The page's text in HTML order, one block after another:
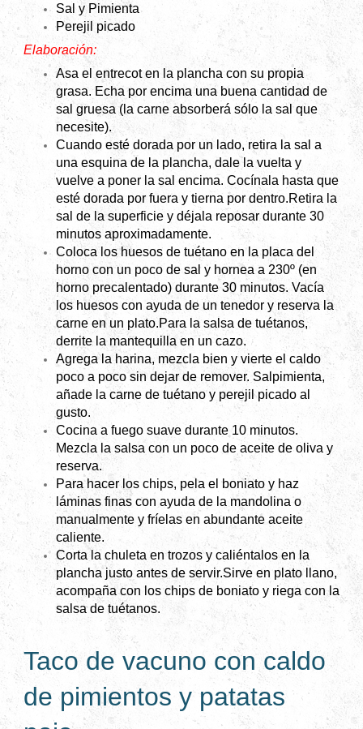
Sal yPimienta
Perejil picado
Elaboración:
Asa el entrecot en la plancha con su propia
grasa. Echa por encima una buena cantidad de
sal gruesa (la carne absorberá sólo la sal que
necesite).
Cuando esté dorada por un lado, retira la sal a
una esquina de la plancha, dale la vuelta y
vuelve a poner la sal encima. Cocínala hasta que
esté dorada por fuera y tierna por dentro.Retira la
sal de la superficie y déjala reposar durante 30
minutos aproximadamente.
Coloca los huesos de tuétano en la placa del
horno con un poco de sal y hornea a 230º (en
horno precalentado) durante 30 minutos. Vacía
los huesos con ayuda de un tenedor y reserva la
carne en un plato.Para la salsa de tuétanos,
derrite la mantequilla en un cazo.
Agrega la harina, mezcla bien y vierte el caldo
poco a poco sin dejar de remover. Salpimienta,
añade la carne de tuétano y perejil picado al
gusto.
Cocina a fuego suave durante 10 minutos.
Mezcla la salsa con un poco de aceite de oliva y
reserva.
Para hacer los chips, pela el boniato y haz
láminas finas con ayuda de la mandolina o
manualmente y fríelas en abundante aceite
caliente.
Corta la chuleta en trozos y caliéntalos en la
plancha justo antes de servir.Sirve en plato llano,
acompaña con los chips de boniato y riega con la
salsa de tuétanos.
Taco de vacuno con caldo
de pimientos y patatas